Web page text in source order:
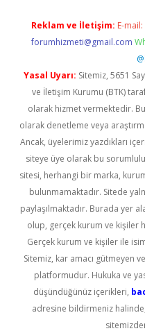
Reklam ve İletişim: E-mail:
forumhizmeti@gmail.com
Yasal Uyarı: Sitemiz, 5651
ve İletişim Kurumu (BTK)
olarak hizmet vermektedir.
olarak denetleme veya
Ancak, üyelerimiz yazdıkları
siteye üye olarak bu
sitesi, herhangi bir marka,
bulunmamaktadır. Sitede
paylaşılmaktadır. Burada yer
olup, gerçek kurum ve kişiler
Gerçek kurum ve kişiler ile
Sitemiz, kar amacı gütmeyen
platformudur. Hukuka ve
düşündüğünüz içerikleri,
adresine bildirmeniz